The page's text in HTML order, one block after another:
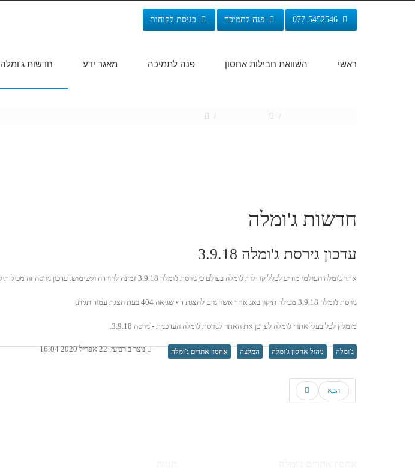
פנה לתמיכה כניסת לקוחות
ראשי השוואת חבילות אחסון פנה לתמיכה מאגר ידע חדשות ג'ומלה
/
/
חדשות ג'ומלה
עדכון גירסת ג'ומלה 3.9.18
אתר ג'ומלה העולמי מודיע לכלל קהילות ג'ומלה בעולם כי גירסת ג'ומלה 3.9.18 זמינה להורדה ולשימוש. עדכון גירסה זה מכיל תיקון באג שנמצא במערכת ג'ומלה.
גירסת ג'ומלה 3.9.18 מכילה תיקון באג אחד אשר גרם להצגת דף שגיאה 404 בעת הצגת עמוד תגית.
מומלץ לכל בעלי אתרי ג'ומלה לעדכן את האתר לגירסת ג'ומלה העדכנית - גירסה 3.9.18.
ג'ומלה ניהול אחסון ג'ומלה המלצה אחסון אתרים ג'ומלה נוצר ב רביעי, 22 אפריל 2020 16:04
הבא